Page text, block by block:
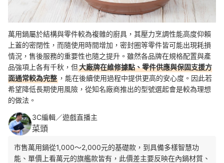
萬用鍋屬於結構與零件較為複雜的廚具，其壓力烹調性能高度仰賴
上蓋的密閉性，而隨使用時間增加，密封圈等零件皆可能出現耗損
情況，售後服務的重要性也隨之提升。雖然各品牌在規格配置與產
品強項上各有千秋，但大廠牌在維修據點、零件供應與保固支援方
面通常較為完整 ，能在後續使用過程中提供更高的安心度。因此若
希望降低長期使用風險，從知名廠商推出的型號選起會是較為理想
的做法。
3C編輯／遊戲直播主
菜頭
市售萬用鍋從1,000～2,000元的基礎款，到具備多樣智慧功
能、單價上看萬元的旗艦款皆有，此價差主要反映在內鍋材質、